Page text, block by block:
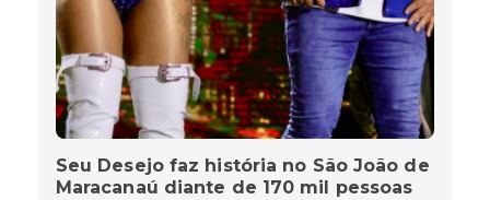
Seu Desejo faz história no São João de
Maracanaú diante de 170 mil pessoas